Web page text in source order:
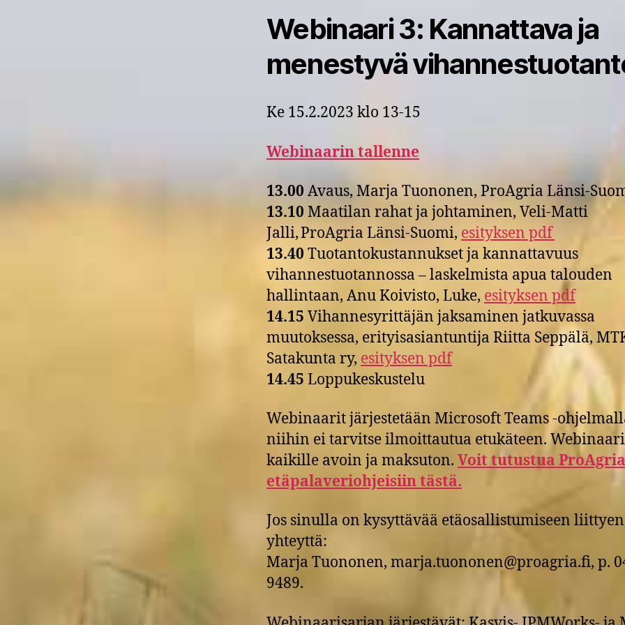
Webinaari 3: Kannattava ja
menestyvä
Ke 15.2.2023 klo 13-15
Webinaarin tallenne
13.00 Avaus, Marja Tuononen, ProAgria Länsi-
13.10 Maatilan rahat ja johtaminen, Veli-Matti
Jalli, ProAgria Länsi-Suomi, esityksen pdf
13.40 Tuotantokustannukset ja kannattavuus
vihannestuotannossa – laskelmista apua talouden
hallintaan, Anu Koivisto, Luke, esityksen pdf
14.15 Vihannesyrittäjän jaksaminen jatkuvassa
muutoksessa, erityisasiantuntija Riitta Seppälä,
Satakunta ry, esityksen pdf
14.45 Loppukeskustelu
Webinaarit järjestetään Microsoft Teams -
niihin ei tarvitse ilmoittautua etukäteen.
kaikille avoin ja maksuton. Voit tutustua
etäpalaveriohjeisiin tästä.
Jos sinulla on kysyttävää etäosallistumiseen
yhteyttä:
Marja Tuononen, marja.tuononen@proagria.fi, p.
9489.